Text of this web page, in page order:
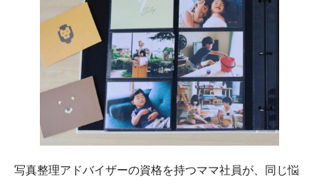
写真整理アドバイザーの資格を持つママ社員が、同じ悩